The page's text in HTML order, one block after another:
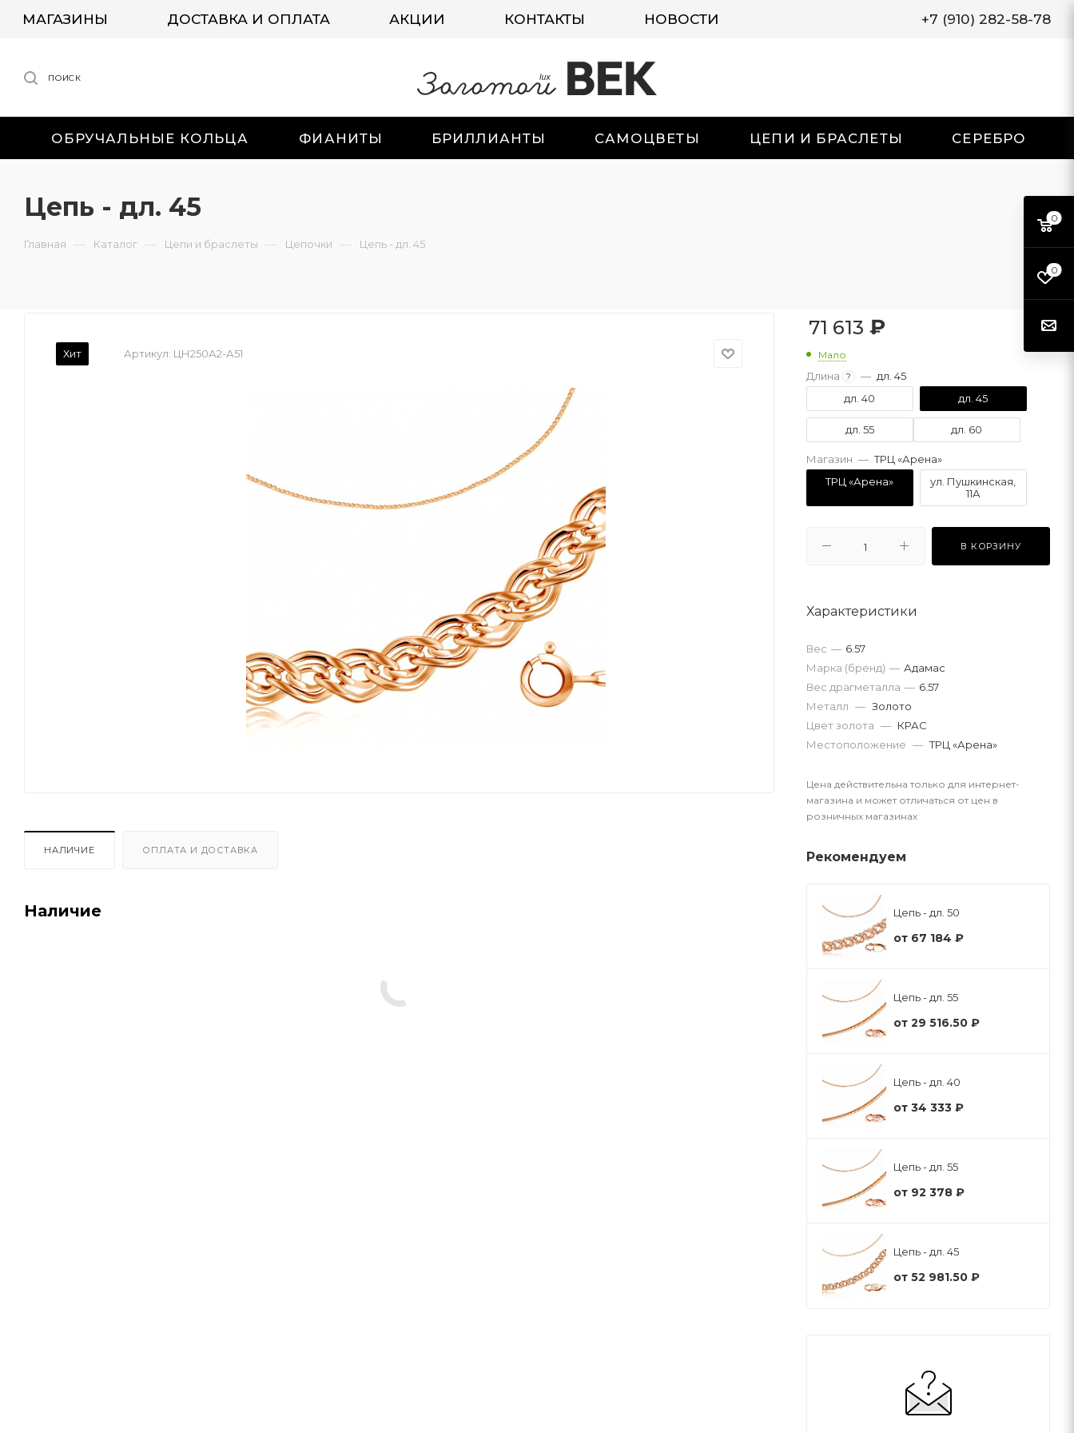
МАГАЗИНЫ ДОСТАВКА И ОПЛАТА АКЦИИ КОНТАКТЫ НОВОСТИ +7 (910) 282-58-78
ПОИСК
ОБРУЧАЛЬНЫЕ КОЛЬЦА ФИАНИТЫ БРИЛЛИАНТЫ САМОЦВЕТЫ ЦЕПИ И БРАСЛЕТЫ СЕРЕБРО
Цепь - дл. 45
Главная — Каталог — Цепи и браслеты — Цепочки — Цепь - дл. 45
Хит Артикул: ЦН250А2-А51
НАЛИЧИЕ ОПЛАТА И ДОСТАВКА
Наличие
71 613 ₽
Мало
Длина ? — дл. 45
дл. 40
дл. 45
дл. 55 дл. 60
Магазин — ТРЦ «Арена»
ТРЦ «Арена»
ул. Пушкинская,
11А
В КОРЗИНУ
Характеристики
Вес драгметалла — 6.57
Марка (бренд) — Адамас
Вес — 6.57
Металл — Золото
Цвет золота — КРАС
Местоположение — ТРЦ «Арена»
Цена действительна только для интернет-
магазина и может отличаться от цен в
розничных магазинах
Рекомендуем
Цепь - дл. 50
от 67 184 ₽
Цепь - дл. 55
от 29 516.50 ₽
Цепь - дл. 40
от 34 333 ₽
Цепь - дл. 55
от 92 378 ₽
Цепь - дл. 45
от 52 981.50 ₽
0
0